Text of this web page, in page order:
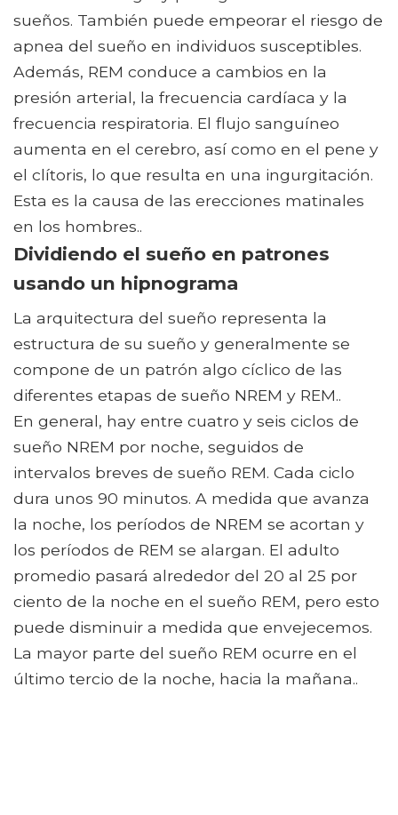
sueños. También puede empeorar el riesgo de
apnea del sueño en individuos susceptibles.
Además, REM conduce a cambios en la
presión arterial, la frecuencia cardíaca y la
frecuencia respiratoria. El flujo sanguíneo
aumenta en el cerebro, así como en el pene y
el clítoris, lo que resulta en una ingurgitación.
Esta es la causa de las erecciones matinales
en los hombres..
Dividiendo el sueño en patrones
usando un hipnograma
La arquitectura del sueño representa la
estructura de su sueño y generalmente se
compone de un patrón algo cíclico de las
diferentes etapas de sueño NREM y REM..
En general, hay entre cuatro y seis ciclos de
sueño NREM por noche, seguidos de
intervalos breves de sueño REM. Cada ciclo
dura unos 90 minutos. A medida que avanza
la noche, los períodos de NREM se acortan y
los períodos de REM se alargan. El adulto
promedio pasará alrededor del 20 al 25 por
ciento de la noche en el sueño REM, pero esto
puede disminuir a medida que envejecemos.
La mayor parte del sueño REM ocurre en el
último tercio de la noche, hacia la mañana..